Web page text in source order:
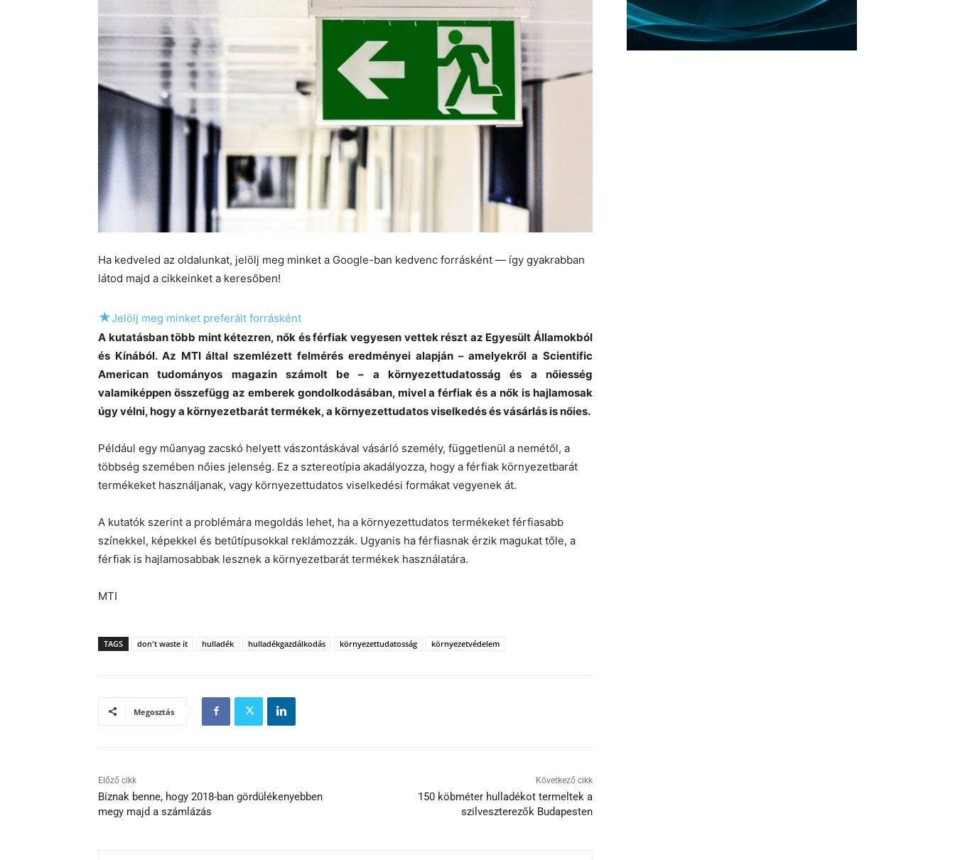
Ha kedveled az oldalunkat, jelölj meg minket a Google-ban kedvenc forrásként — így gyakrabban
látod majd a cikkeinket a keresőben!
★Jelölj meg minket preferált forrásként
A kutatásban több mint kétezren, nők és férfiak vegyesen vettek részt az Egyesült Államokból
és Kínából. Az MTI által szemlézett felmérés eredményei alapján – amelyekről a Scientific
American tudományos magazin számolt be – a környezettudatosság és a nőiesség
valamiképpen összefügg az emberek gondolkodásában, mivel a férfiak és a nők is hajlamosak
úgy vélni, hogy a környezetbarát termékek, a környezettudatos viselkedés és vásárlás is nőies.
Például egy műanyag zacskó helyett vászontáskával vásárló személy, függetlenül a nemétől, a
többség szemében nőies jelenség. Ez a sztereotípia akadályozza, hogy a férfiak környezetbarát
termékeket használjanak, vagy környezettudatos viselkedési formákat vegyenek át.
A kutatók szerint a problémára megoldás lehet, ha a környezettudatos termékeket férfiasabb
színekkel, képekkel és betűtípusokkal reklámozzák. Ugyanis ha férfiasnak érzik magukat tőle, a
férfiak is hajlamosabbak lesznek a környezetbarát termékek használatára.
MTI
TAGS don't waste it hulladék hulladékgazdálkodás környezettudatosság környezetvédelem
Megosztás
Előző cikk
Bíznak benne, hogy 2018-ban gördülékenyebben
megy majd a számlázás
Következő cikk
150 köbméter hulladékot termeltek a
szilveszterezők Budapesten